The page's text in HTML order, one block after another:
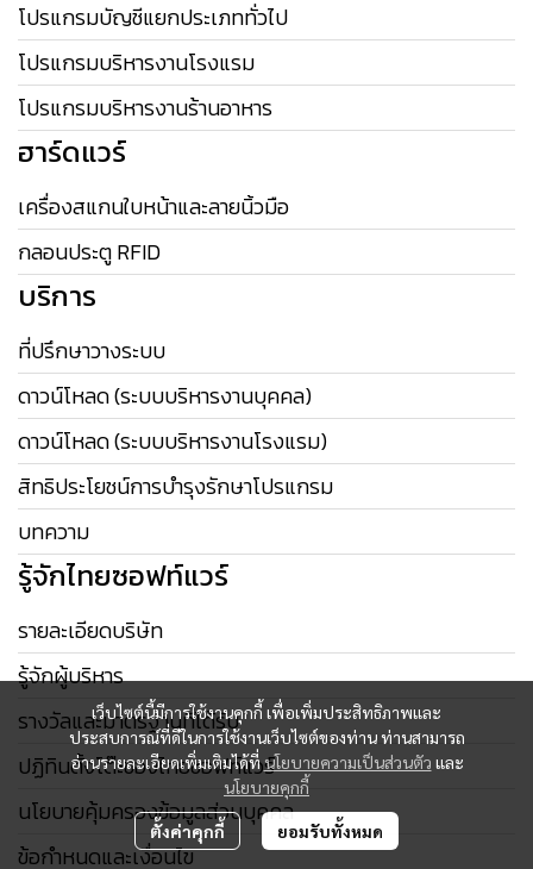
เว็บไซต์นี้มีการใช้งานคุกกี้ เพื่อเพิ่มประสิทธิภาพและ
ประสบการณ์ที่ดีในการใช้งานเว็บไซต์ของท่าน ท่านสามารถ
อ่านรายละเอียดเพิ่มเติมได้ที่นโยบายความเป็นส่วนตัว และ
นโยบายคุกกี้
ตั้งค่าคุกกี้ ยอมรับทั้งหมด
โปรแกรมบัญชีแยกประเภททั่วไป
โปรแกรมบริหารงานโรงแรม
โปรแกรมบริหารงานร้านอาหาร
ฮาร์ดแวร์
เครื่องสแกนใบหน้าและลายนิ้วมือ
กลอนประตู RFID
บริการ
ที่ปรึกษาวางระบบ
ดาวน์โหลด (ระบบบริหารงานบุคคล)
ดาวน์โหลด (ระบบบริหารงานโรงแรม)
สิทธิประโยชน์การบำรุงรักษาโปรแกรม
บทความ
รู้จักไทยซอฟท์แวร์
รายละเอียดบริษัท
รู้จักผู้บริหาร
รางวัลและมาตรฐานที่ได้รับ
ปฏิทินตั้งโต๊ะของไทยซอฟท์แวร์
นโยบายคุ้มครองข้อมูลส่วนบุคคล
ข้อกำหนดและเงื่อนไข